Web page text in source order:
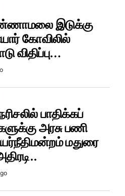
இடுக்கு
கோவிலில்
விதிப்பு…
பாதிக்கப்
அரசு பணி
மதுரை